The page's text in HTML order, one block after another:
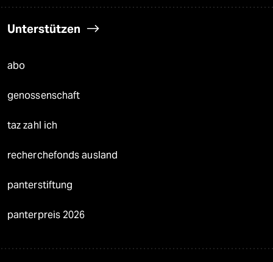
Unterstützen
abo
genossenschaft
taz zahl ich
recherchefonds ausland
panterstiftung
panterpreis 2026